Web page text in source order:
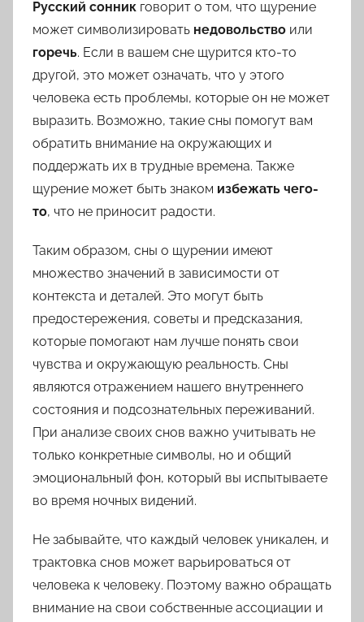
Русский сонник говорит о том, что щурение
может символизировать недовольство или
горечь. Если в вашем сне щурится кто-то
другой, это может означать, что у этого
человека есть проблемы, которые он не может
выразить. Возможно, такие сны помогут вам
обратить внимание на окружающих и
поддержать их в трудные времена. Также
щурение может быть знаком избежать чего-
то, что не приносит радости.
Таким образом, сны о щурении имеют
множество значений в зависимости от
контекста и деталей. Это могут быть
предостережения, советы и предсказания,
которые помогают нам лучше понять свои
чувства и окружающую реальность. Сны
являются отражением нашего внутреннего
состояния и подсознательных переживаний.
При анализе своих снов важно учитывать не
только конкретные символы, но и общий
эмоциональный фон, который вы испытываете
во время ночных видений.
Не забывайте, что каждый человек уникален, и
трактовка снов может варьироваться от
человека к человеку. Поэтому важно обращать
внимание на свои собственные ассоциации и